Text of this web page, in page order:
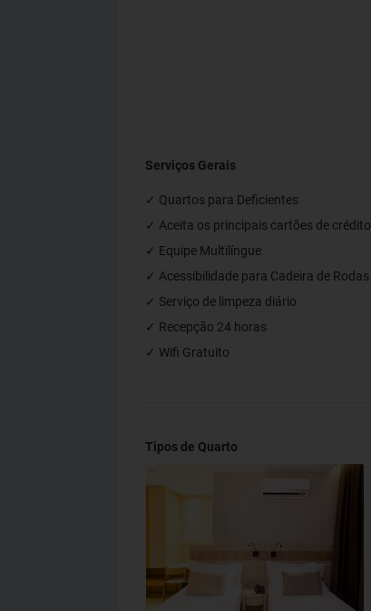
Serviços Gerais
✓ Quartos para Deficientes
✓ Aceita os principais cartões de crédito
✓ Equipe Multilíngue
✓ Acessibilidade para Cadeira de Rodas
✓ Serviço de limpeza diário
✓ Recepção 24 horas
✓ Wifi Gratuito
Tipos de Quarto